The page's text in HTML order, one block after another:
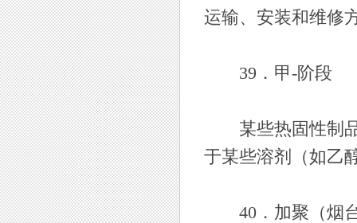
运输、安装和维修
39．甲-阶段
某些热固性制品
于某些溶剂（如乙
40．加聚（烟台